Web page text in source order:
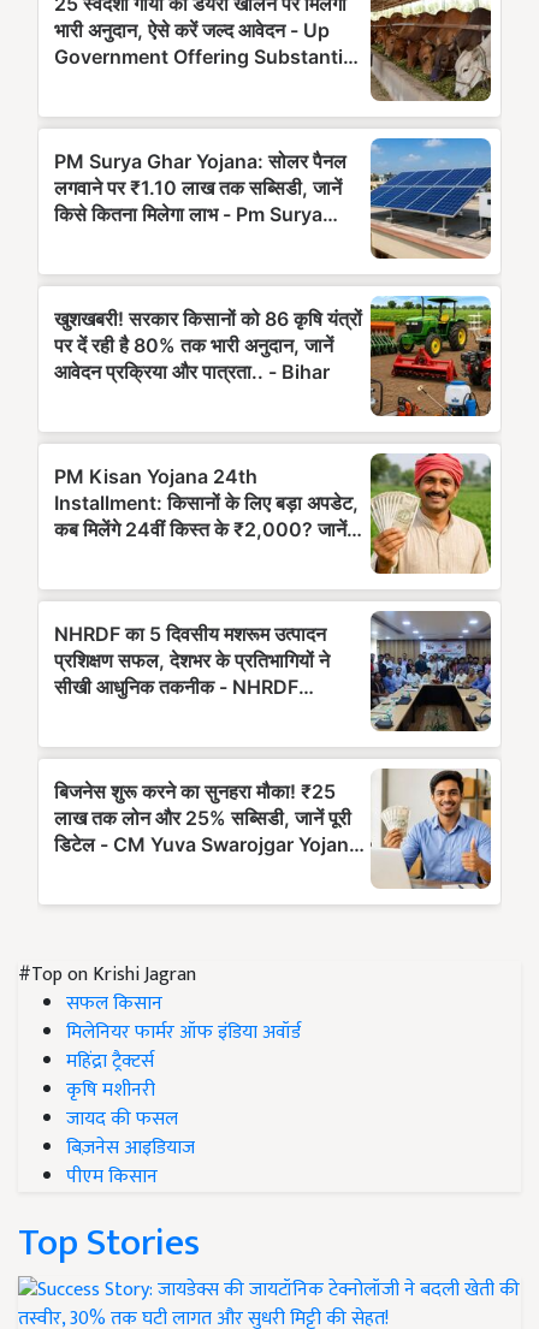
#Top on Krishi Jagran
सफल किसान
मिलेनियर फार्मर ऑफ इंडिया अवॉर्ड
महिंद्रा ट्रैक्टर्स
कृषि मशीनरी
जायद की फसल
बिज़नेस आइडियाज
पीएम किसान
Top Stories